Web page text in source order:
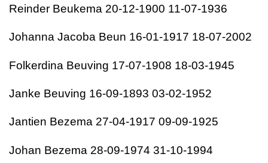
Reinder Beukema 20-12-1900 11-07-1936
Johanna Jacoba Beun 16-01-1917 18-07-2002
Folkerdina Beuving 17-07-1908 18-03-1945
Janke Beuving 16-09-1893 03-02-1952
Jantien Bezema 27-04-1917 09-09-1925
Johan Bezema 28-09-1974 31-10-1994